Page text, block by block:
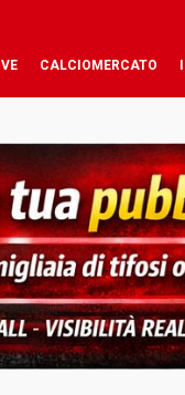
CALCIOMERCATO